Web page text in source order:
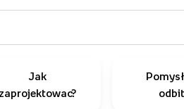
Jak
zaprojektowac?